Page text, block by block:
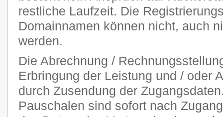
restliche Laufzeit. Die
Domainnamen können nicht, auch
werden.
Die Abrechnung /
Erbringung der Leistung und / oder
durch Zusendung der
Pauschalen sind sofort nach